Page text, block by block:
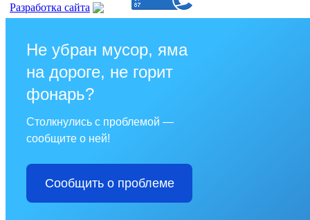
Разработка сайта
Не убран мусор, яма
на дороге, не горит
фонарь?
Столкнулись с проблемой —
сообщите о ней!
Сообщить о проблеме